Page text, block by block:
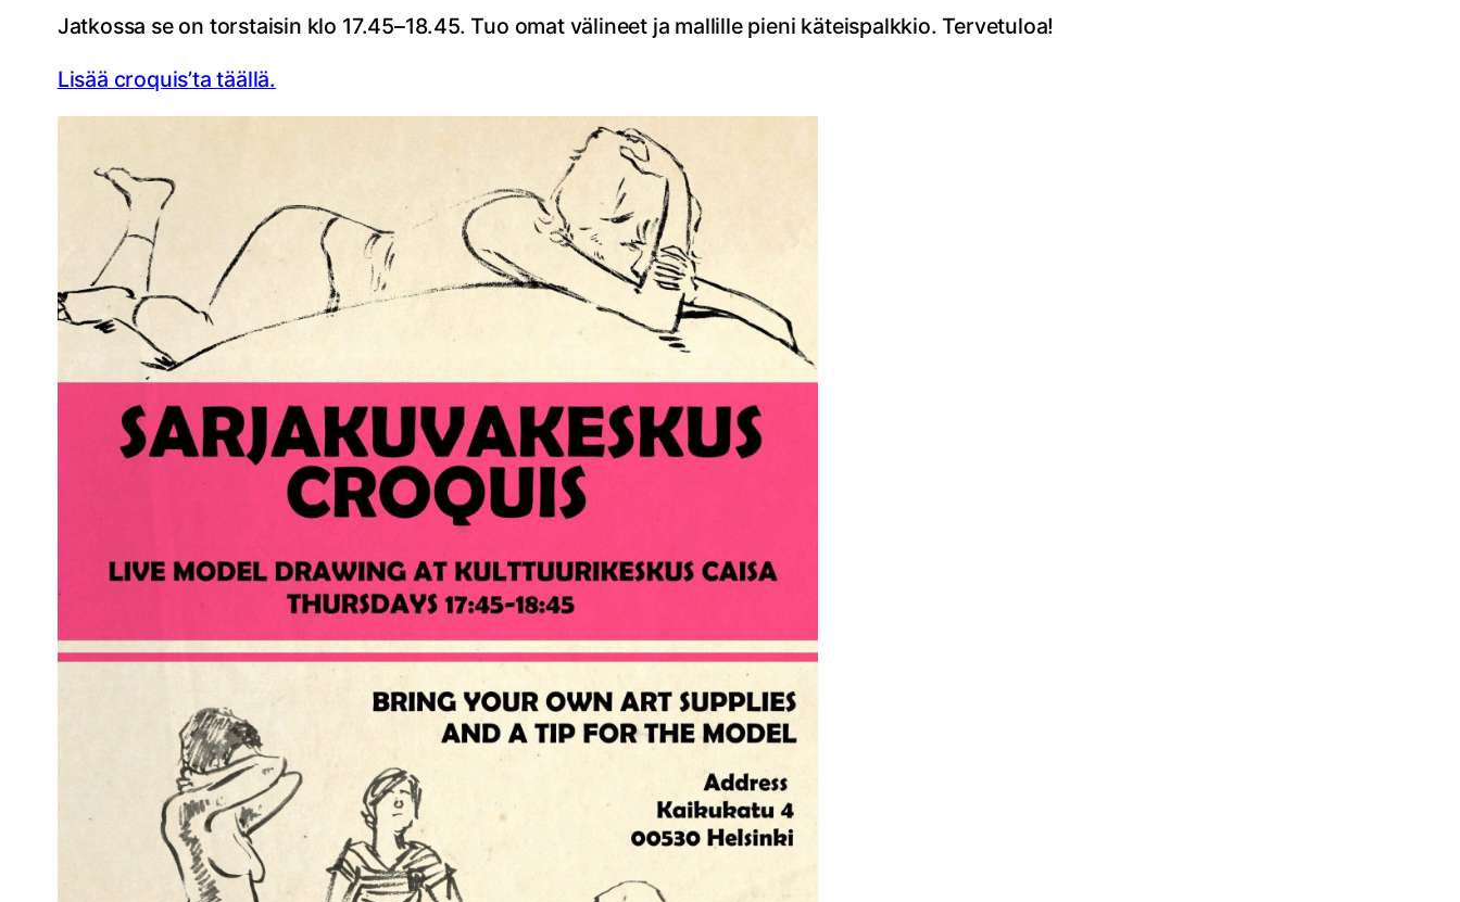
Jatkossa se on torstaisin klo 17.45–18.45. Tuo omat välineet ja mallille pieni käteispalkkio. Tervetuloa!
Lisää croquis’ta täällä.